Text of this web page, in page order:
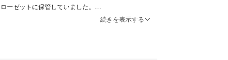
ーゼットに保管していました。
続きを表示する